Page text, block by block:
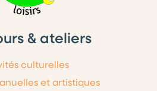
& ateliers
culturelles
et artistiques